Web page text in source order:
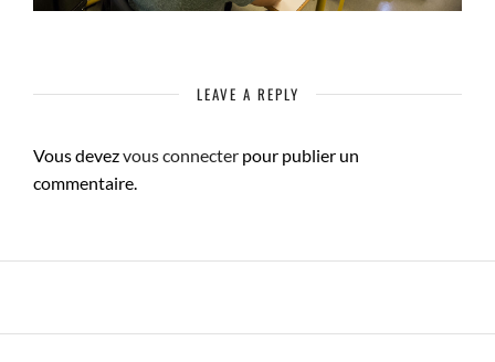
LEAVE A REPLY
Vous devezvous connecter pour publier un
commentaire.